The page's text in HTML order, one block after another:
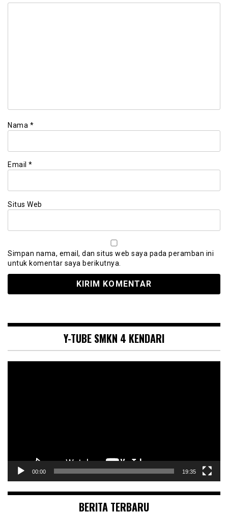
Nama *
Email *
Situs Web
Simpan nama, email, dan situs web saya pada peramban ini
untuk komentar saya berikutnya.
Y-TUBE SMKN 4 KENDARI
00:00 19:35
BERITA TERBARU